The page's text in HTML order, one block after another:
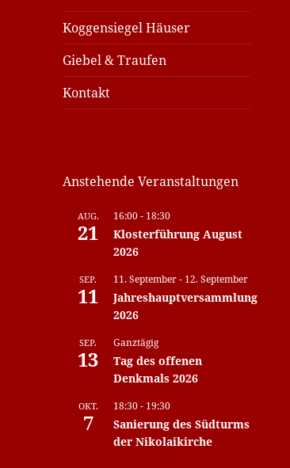
Koggensiegel Häuser
Giebel & Traufen
Kontakt
Anstehende Veranstaltungen
AUG.
21
16:00- 18:30
Klosterführung August
2026
SEP.
11
11. September- 12. September
Jahreshauptversammlung
2026
SEP.
13
Ganztägig
Tag des offenen
Denkmals 2026
OKT.
7
18:30- 19:30
Sanierung des Südturms
der Nikolaikirche